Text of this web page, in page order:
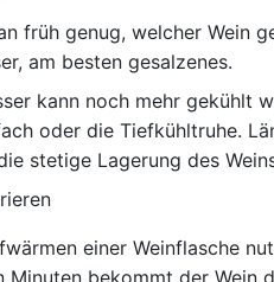
früh genug, welcher Wein
am besten gesalzenes.
kann noch mehr gekühlt
oder die Tiefkühltruhe.
stetige Lagerung des
einer Weinflasche